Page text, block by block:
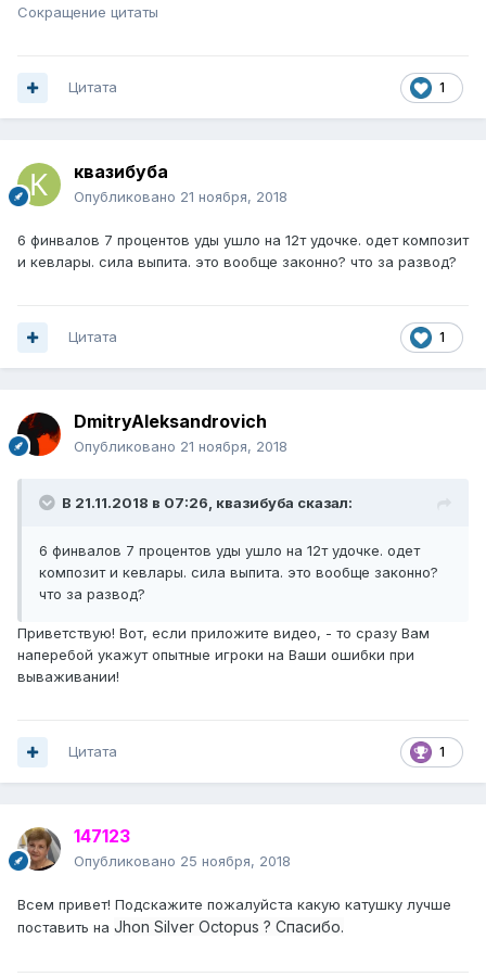
Сокращение цитаты
1
Цитата
квазибуба
Опубликовано 21 ноября, 2018
6 финвалов 7 процентов уды ушло на 12т удочке. одет композит
и кевлары. сила выпита. это вообще законно? что за развод?
1
Цитата
DmitryAleksandrovich
Опубликовано 21 ноября, 2018
В 21.11.2018 в 07:26, квазибуба сказал:
6 финвалов 7 процентов уды ушло на 12т удочке. одет
композит и кевлары. сила выпита. это вообще законно?
что за развод?
Приветствую! Вот, если приложите видео, - то сразу Вам
наперебой укажут опытные игроки на Ваши ошибки при
вываживании!
1
Цитата
147123
Опубликовано 25 ноября, 2018
Всем привет! Подскажите пожалуйста какую катушку лучше
поставить на Jhon Silver Octopus ? Спасибо.